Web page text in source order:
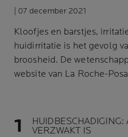
| 07 december 2021
Kloofjes en barstjes,
huidirritatie is het gevolg
broosheid. De
website van La Roche-
VERZWAKT IS